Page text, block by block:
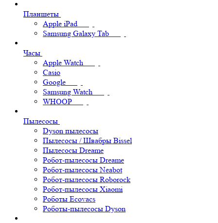
Планшеты
Apple iPad
Samsung Galaxy Tab
Часы
Apple Watch
Casio
Google
Samsung Watch
WHOOP
Пылесосы
Dyson пылесосы
Пылесосы / Швабры Bissel
Пылесосы Dreame
Робот-пылесосы Dreame
Робот-пылесосы Neabot
Робот-пылесосы Roborock
Робот-пылесосы Xiaomi
Роботы Ecovacs
Роботы-пылесосы Dyson